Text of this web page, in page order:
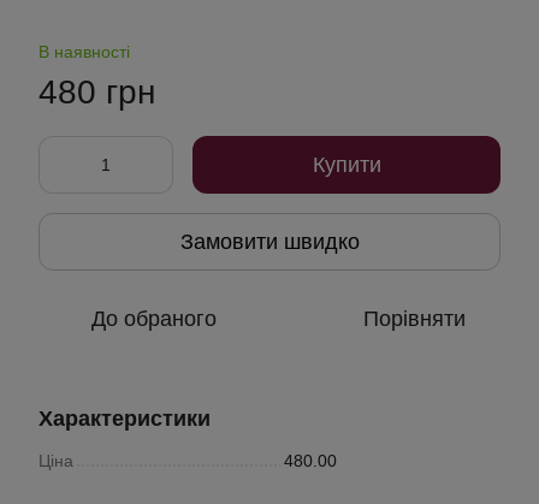
В наявності
480 грн
Купити
Замовити швидко
До обраного Порівняти
Характеристики
Ціна 480.00